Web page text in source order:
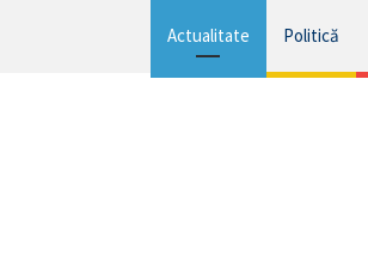
Actualitate Politică